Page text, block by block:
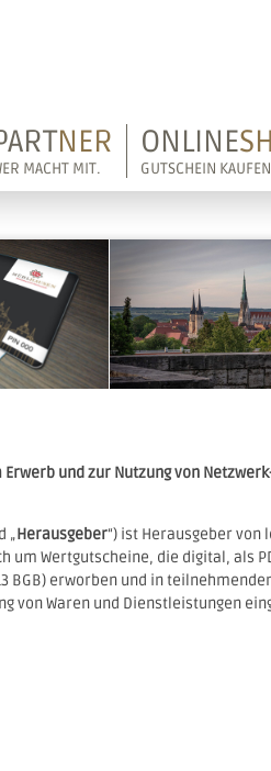
NER
MACHT MIT.
ONLINE
GUTSCHEIN
und zur Nutzung von
„Herausgeber“) ist Herausgeber von
um Wertgutscheine, die digital, als
BGB) erworben und in
von Waren und Dienstleistungen